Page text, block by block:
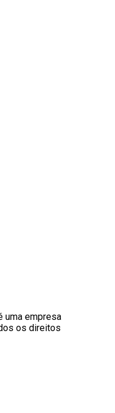
uma empresa
os direitos